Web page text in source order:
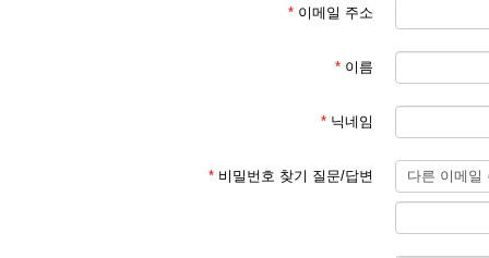
* 이메일 주소
* 이름
* 닉네임
* 비밀번호 찾기 질문/답변